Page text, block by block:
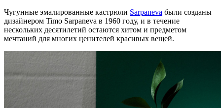
Чугунные эмалированные кастрюли Sarpaneva были созданы
дизайнером Timo Sarpaneva в 1960 году, и в течение
нескольких десятилетий остаются хитом и предметом
мечтаний для многих ценителей красивых вещей.